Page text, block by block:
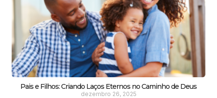
Pais e Filhos: Criando Laços Eternos no Caminho de Deus
dezembro 26, 2025